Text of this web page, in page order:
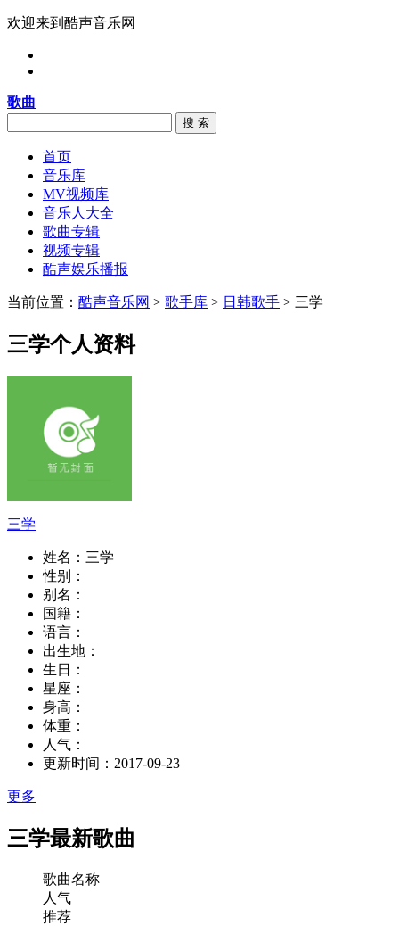
欢迎来到酷声音乐网
歌曲
搜 索
首页
音乐库
MV视频库
音乐人大全
歌曲专辑
视频专辑
酷声娱乐播报
当前位置： 酷声音乐网 > 歌手库 > 日韩歌手 > 三学
三学个人资料
三学
姓名： 三学
性别：
别名：
国籍：
语言：
出生地：
生日：
星座：
身高：
体重：
人气：
更新时间： 2017-09-23
更多
三学最新歌曲
歌曲名称
人气
推荐